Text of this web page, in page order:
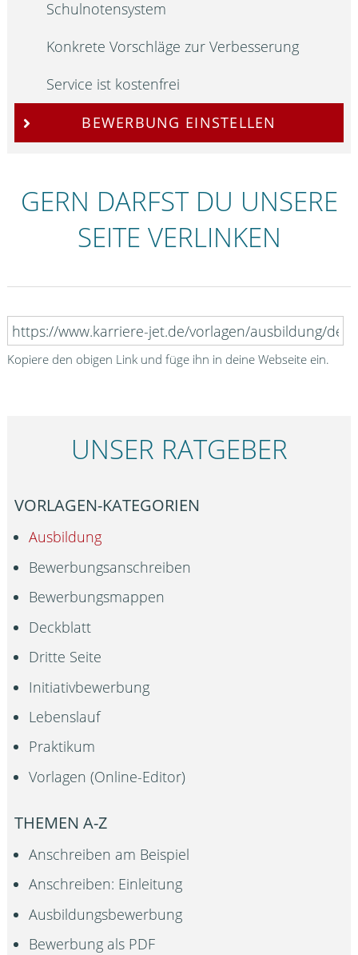
Schulnotensystem
Konkrete Vorschläge zur Verbesserung
Service ist kostenfrei
BEWERBUNG EINSTELLEN
GERN DARFST DU UNSERE
SEITE VERLINKEN
Kopiere den obigen Link und füge ihn in deine Webseite ein.
UNSER RATGEBER
VORLAGEN-KATEGORIEN
Ausbildung
Bewerbungsanschreiben
Bewerbungsmappen
Deckblatt
Dritte Seite
Initiativbewerbung
Lebenslauf
Praktikum
Vorlagen (Online-Editor)
THEMEN A-Z
Anschreiben am Beispiel
Anschreiben: Einleitung
Ausbildungsbewerbung
Bewerbung als PDF